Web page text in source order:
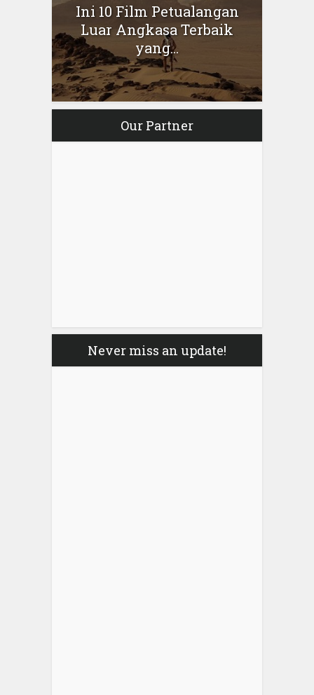
Ini 10 Film Petualangan
Luar Angkasa Terbaik
yang...
Our Partner
Never miss an update!